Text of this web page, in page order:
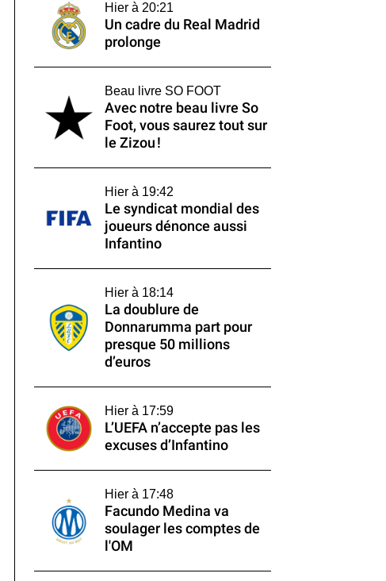
Hier à 20:21
Un cadre du Real Madrid
prolonge
Beau livre SO FOOT
Avec notre beau livre So
Foot, vous saurez tout sur
le Zizou !
Hier à 19:42
Le syndicat mondial des
joueurs dénonce aussi
Infantino
Hier à 18:14
La doublure de
Donnarumma part pour
presque 50 millions
d’euros
Hier à 17:59
L’UEFA n’accepte pas les
excuses d’Infantino
Hier à 17:48
Facundo Medina va
soulager les comptes de
l'OM